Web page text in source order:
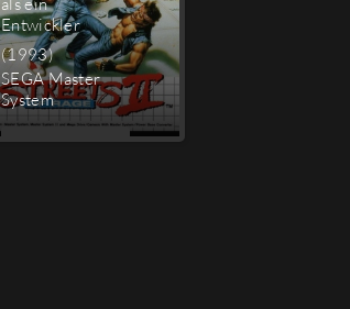
Entwickler
(1993)
SEGA Master
System
MEHR